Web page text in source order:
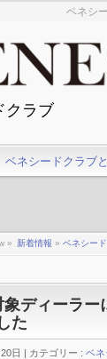
ベネシ
クラブ
ベネシードクラブ
» 新着情報 » ベネシー
象ディーラ
た
日 | カテゴリー : ベネ